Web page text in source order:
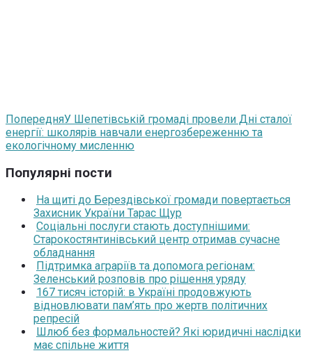
ПопередняУ Шепетівській громаді провели Дні сталої
енергії: школярів навчали енергозбереженню та
екологічному мисленню
Популярні пости
На щиті до Берездівської громади повертається
Захисник України Тарас Щур
Соціальні послуги стають доступнішими:
Старокостянтинівський центр отримав сучасне
обладнання
Підтримка аграріїв та допомога регіонам:
Зеленський розповів про рішення уряду
167 тисяч історій: в Україні продовжують
відновлювати пам’ять про жертв політичних
репресій
Шлюб без формальностей? Які юридичні наслідки
має спільне життя